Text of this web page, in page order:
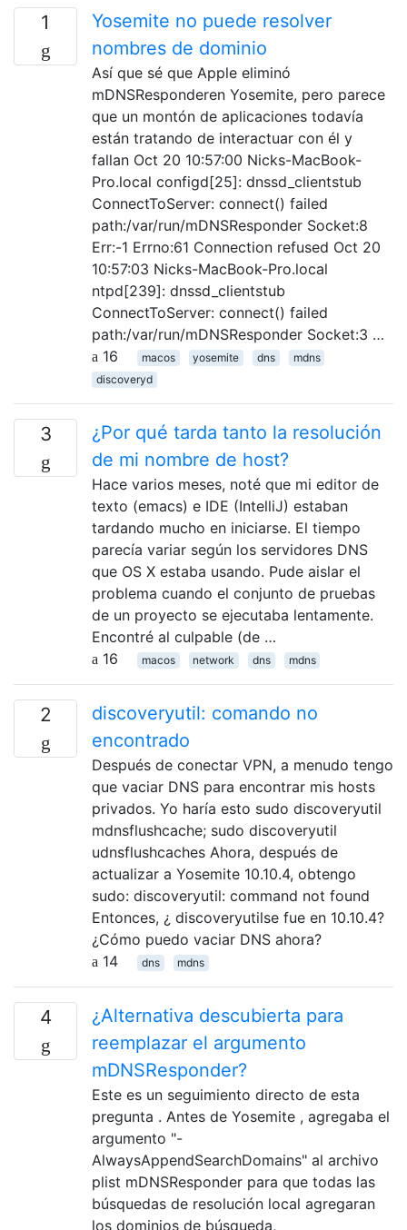
1
Yosemite no puede resolver
nombres de dominio
Así que sé que Apple eliminó
mDNSResponderen Yosemite, pero parece
que un montón de aplicaciones todavía
están tratando de interactuar con él y
fallan Oct 20 10:57:00 Nicks-MacBook-
Pro.local configd[25]: dnssd_clientstub
ConnectToServer: connect() failed
path:/var/run/mDNSResponder Socket:8
Err:-1 Errno:61 Connection refused Oct 20
10:57:03 Nicks-MacBook-Pro.local
ntpd[239]: dnssd_clientstub
ConnectToServer: connect() failed
path:/var/run/mDNSResponder Socket:3 …
16
macos yosemite dns
mdns
discoveryd
3
¿Por qué tarda tanto la resolución
de mi nombre de host?
Hace varios meses, noté que mi editor de
texto (emacs) e IDE (IntelliJ) estaban
tardando mucho en iniciarse. El tiempo
parecía variar según los servidores DNS
que OS X estaba usando. Pude aislar el
problema cuando el conjunto de pruebas
de un proyecto se ejecutaba lentamente.
Encontré al culpable (de …
16
macos network dns mdns
2
discoveryutil: comando no
encontrado
Después de conectar VPN, a menudo tengo
que vaciar DNS para encontrar mis hosts
privados. Yo haría esto sudo discoveryutil
mdnsflushcache; sudo discoveryutil
udnsflushcaches Ahora, después de
actualizar a Yosemite 10.10.4, obtengo
sudo: discoveryutil: command not found
Entonces, ¿ discoveryutilse fue en 10.10.4?
¿Cómo puedo vaciar DNS ahora?
14
dns mdns
4
¿Alternativa descubierta para
reemplazar el argumento
mDNSResponder?
Este es un seguimiento directo de esta
pregunta . Antes de Yosemite , agregaba el
argumento "-
AlwaysAppendSearchDomains" al archivo
plist mDNSResponder para que todas las
búsquedas de resolución local agregaran
los dominios de búsqueda,